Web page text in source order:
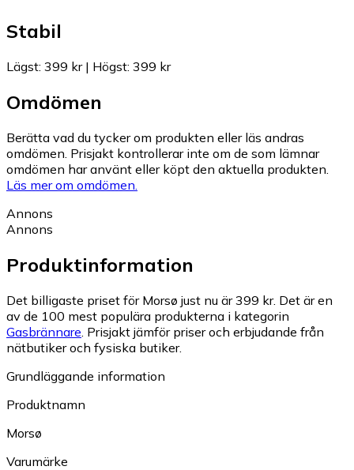
Stabil
Lägst: 399 kr| Högst: 399 kr
Omdömen
Berätta vad du tycker om produkten eller läs andras
omdömen. Prisjakt kontrollerar inte om de som lämnar
omdömen har använt eller köpt den aktuella produkten.
Läs mer om omdömen.
Annons
Annons
Produktinformation
Det billigaste priset för Morsø just nu är 399 kr. Det är en
av de 100 mest populära produkterna i kategorin
Gasbrännare Prisjakt jämför priser och erbjudande från
nätbutiker och fysiska butiker.
Grundläggande information
Produktnamn
Morsø
Varumärke